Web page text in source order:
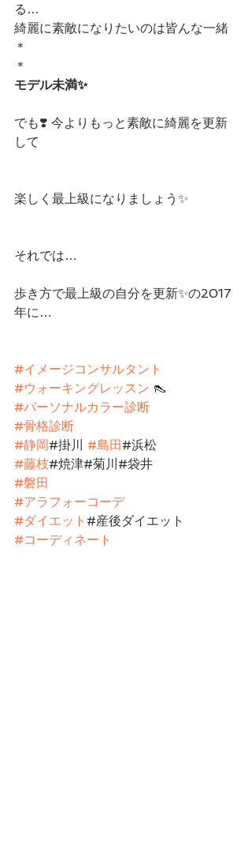
る…
綺麗に素敵になりたいのは皆んな一緒
＊
＊
モデル未満✨
でも❣️ 今よりもっと素敵に綺麗を更新
して
楽しく最上級になりましょう✨
それでは…
歩き方で最上級の自分を更新✨の2017
年に…
#イメージコンサルタント
#ウォーキングレッスン 👠
#パーソナルカラー診断
#骨格診断
#静岡#掛川 #島田#浜松
#藤枝#焼津#菊川#袋井
#磐田
#アラフォーコーデ
#ダイエット #産後ダイエット
#コーディネート